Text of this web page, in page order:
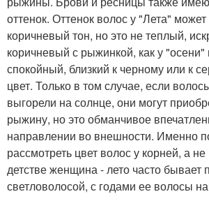
оттенок. Оттенок волос у "Лета"
коричневый тон, но это не теплый,
коричневый с рыжинкой, как у
спокойный, близкий к черному или к
цвет. Только в том случае, если
выгорели на солнце, они могут
рыжину, но это обманчивое
направлении во внешности. Именно
рассмотреть цвет волос у корней, а
детстве женщина - лето часто бывает
светловолосой, с годами ее волосы